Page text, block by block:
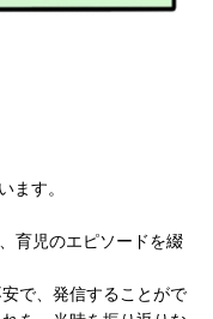
ます。
育児のエピソードを綴
で、発信することがで